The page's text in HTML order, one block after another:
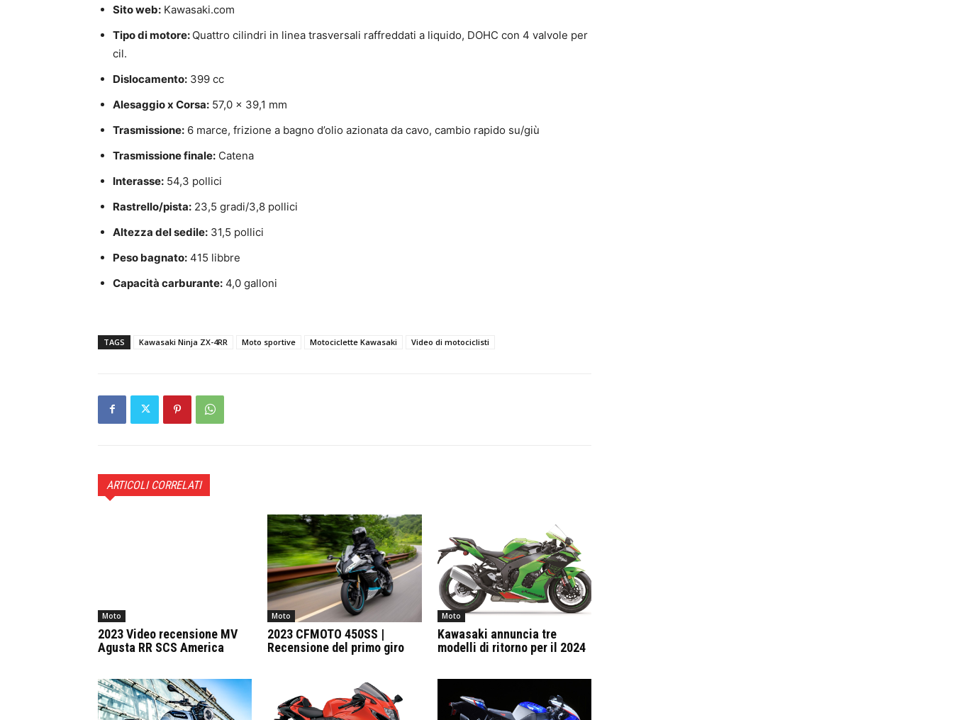
Sito web: Kawasaki.com
Tipo di motore: Quattro cilindri in linea trasversali raffreddati a liquido, DOHC con 4 valvole per
cil.
Dislocamento: 399 cc
Alesaggio x Corsa: 57,0 x 39,1 mm
Trasmissione: 6 marce, frizione a bagno d’olio azionata da cavo, cambio rapido su/giù
Trasmissione finale: Catena
Interasse: 54,3 pollici
Rastrello/pista: 23,5 gradi/3,8 pollici
Altezza del sedile: 31,5 pollici
Peso bagnato: 415 libbre
Capacità carburante: 4,0 galloni
TAGS Kawasaki Ninja ZX-4RR Moto sportive Motociclette Kawasaki Video di motociclisti
ARTICOLI CORRELATI
Moto
2023 Video recensione MV
Agusta RR SCS America
Moto
2023 CFMOTO 450SS |
Recensione del primo giro
Moto
Kawasaki annuncia tre
modelli di ritorno per il 2024